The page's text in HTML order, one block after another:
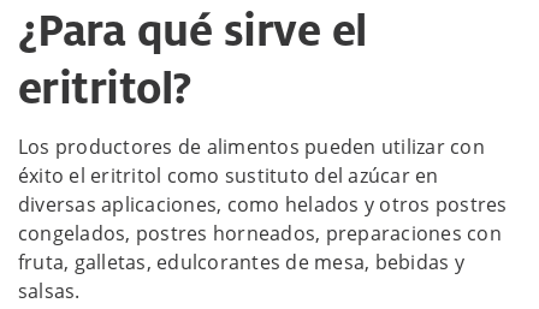
¿Para qué sirve el
eritritol?
Los productores de alimentos pueden utilizar con
éxito el eritritol como sustituto del azúcar en
diversas aplicaciones, como helados y otros postres
congelados, postres horneados, preparaciones con
fruta, galletas, edulcorantes de mesa, bebidas y
salsas.